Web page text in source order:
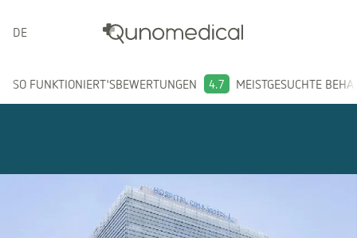
DEUTSCH
SO FUNKTIONIERT'SBEWERTUNGEN 4.7 MEISTGESUCHTE